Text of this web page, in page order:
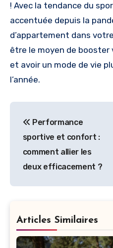
! Avec la tendance du
accentuée depuis la
d’appartement dans
être le moyen de
et avoir un mode de vie
l’année.
de
l’article
Performance
sportive et confort :
comment allier les
deux efficacement ?
Articles Similaires